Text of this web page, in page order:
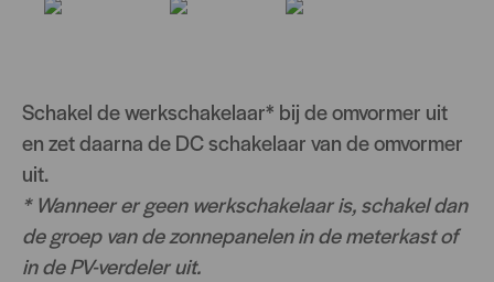
Schakel de werkschakelaar* bij de omvormer uit
en zet daarna de DC schakelaar van de omvormer
uit.
* Wanneer er geen werkschakelaar is, schakel dan
de groep van de zonnepanelen in de meterkast of
in de PV-verdeler uit.